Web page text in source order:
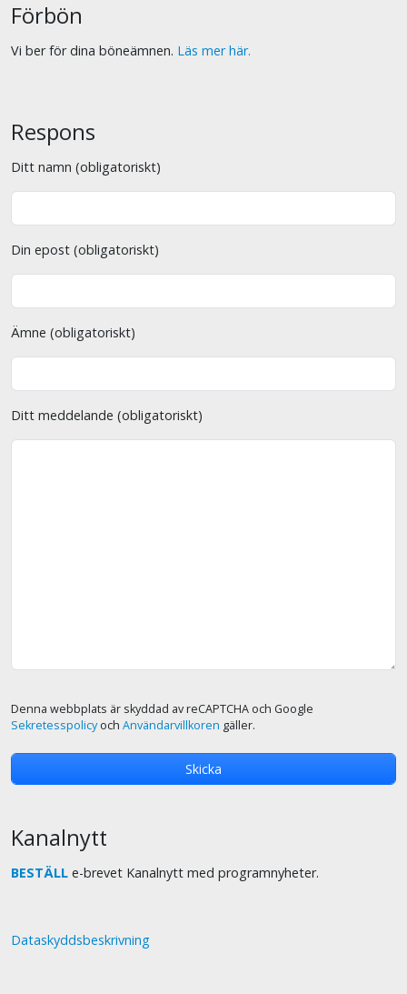
Förbön
Vi ber för dina böneämnen. Läs mer här.
Respons
Ditt namn (obligatoriskt)
Din epost (obligatoriskt)
Ämne (obligatoriskt)
Ditt meddelande (obligatoriskt)
Denna webbplats är skyddad av reCAPTCHA och Google
Sekretesspolicyoch Användarvillkoren gäller.
Kanalnytt
BESTÄLL e-brevet Kanalnytt med programnyheter.
Dataskyddsbeskrivning